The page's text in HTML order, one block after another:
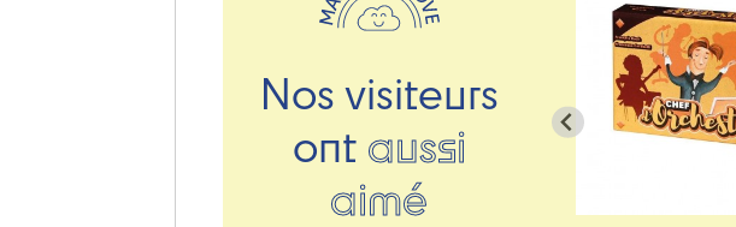
Nos visiteurs
ont aussi
aimé